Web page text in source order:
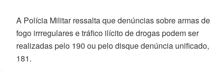
A Polícia Militar ressalta que denúncias sobre armas de
fogo irrregulares e tráfico ilícito de drogas podem ser
realizadas pelo 190 ou pelo disque denúncia unificado,
181.